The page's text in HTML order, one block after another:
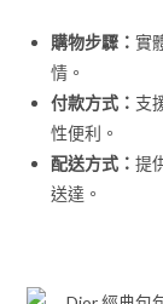
購物步驟：實
情。
付款方式： 支
性便利。
配送方式：提
送達。